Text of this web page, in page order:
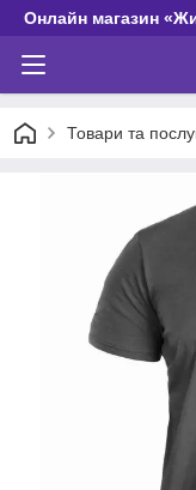
Онлайн магазин
Товари та